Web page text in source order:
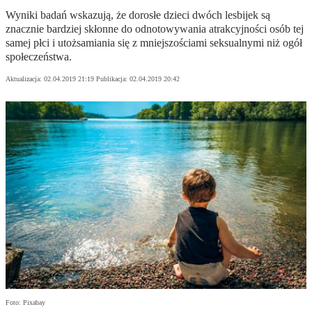
Wyniki badań wskazują, że dorosłe dzieci dwóch lesbijek są
znacznie bardziej skłonne do odnotowywania atrakcyjności osób tej
samej płci i utożsamiania się z mniejszościami seksualnymi niż ogół
społeczeństwa.
Aktualizacja: 02.04.2019 21:19 Publikacja: 02.04.2019 20:42
Foto: Pixabay